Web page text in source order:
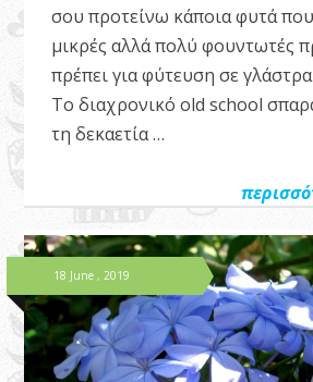
σου προτείνω κάποια φυτά
μικρές αλλά πολύ φουντωτές
πρέπει για φύτευση σε
Το διαχρονικό old school
τη δεκαετία …
18 June , 2019